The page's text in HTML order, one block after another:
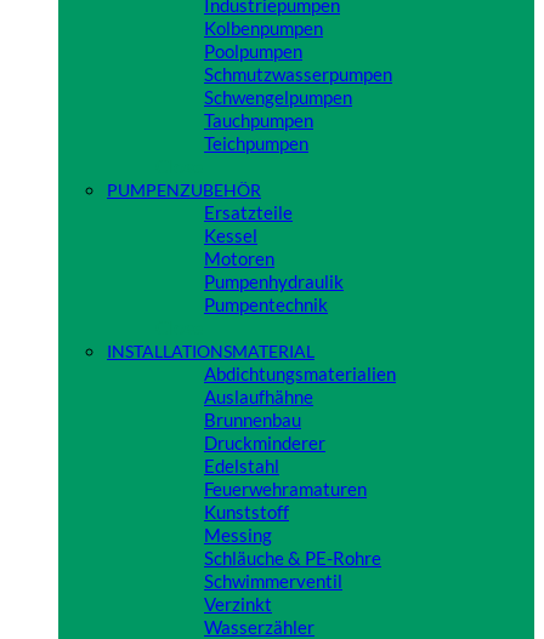
Industriepumpen
Kolbenpumpen
Poolpumpen
Schmutzwasserpumpen
Schwengelpumpen
Tauchpumpen
Teichpumpen
PUMPENZUBEHÖR
Ersatzteile
Kessel
Motoren
Pumpenhydraulik
Pumpentechnik
INSTALLATIONSMATERIAL
Abdichtungsmaterialien
Auslaufhähne
Brunnenbau
Druckminderer
Edelstahl
Feuerwehramaturen
Kunststoff
Messing
Schläuche & PE-Rohre
Schwimmerventil
Verzinkt
Wasserzähler